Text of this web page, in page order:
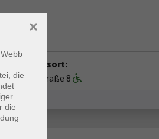
os, Bergstraße 8
die
die
×